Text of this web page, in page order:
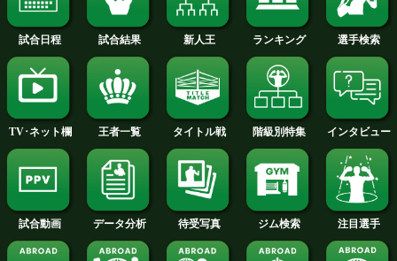
試合結果へ
山中慎介 関連ニュースへ
山中慎介(帝拳)一夜明け会見